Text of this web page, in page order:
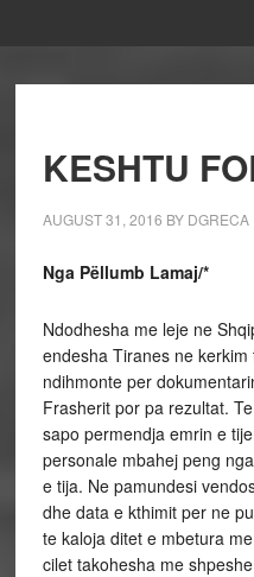
KESHTU
AUGUST 31, 2016 BY DGRECA
Nga Pëllumb Lamaj/*
Ndodhesha me leje ne
endesha Tiranes ne
ndihmonte per
Frasherit por pa rezultat.
sapo permendja emrin e
personale mbahej peng
e tija. Ne pamundesi
dhe data e kthimit per ne
te kaloja ditet e mbetura
cilet takohesha me